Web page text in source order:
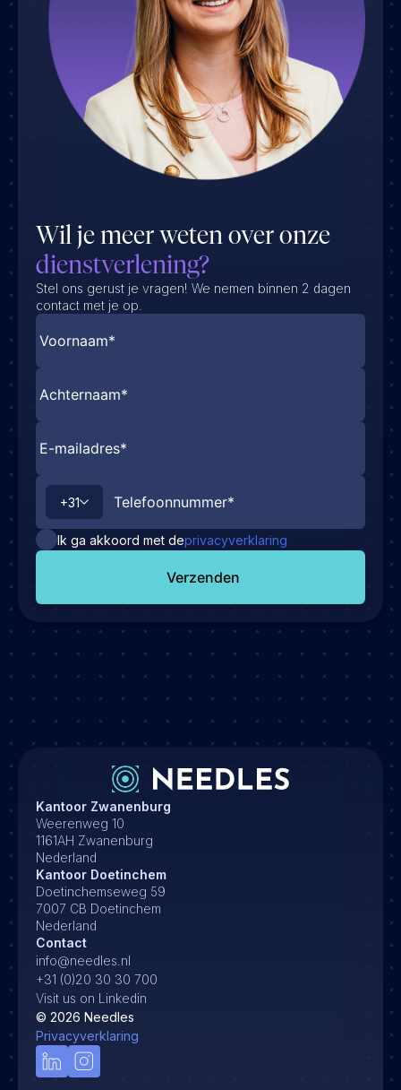
Wil je meer weten over onze
dienstverlening?
Stel ons gerust je vragen! We nemen binnen 2 dagen
contact met je op.
+31
Ik ga akkoord met deprivacyverklaring
Verzenden
Kantoor Zwanenburg
Weerenweg 10
1161AH Zwanenburg
Nederland
Kantoor Doetinchem
Doetinchemseweg 59
7007 CB Doetinchem
Nederland
Contact
info@needles.nl
+31 (0)20 30 30 700
Visit us on Linkedin
© 2026 Needles
Privacyverklaring